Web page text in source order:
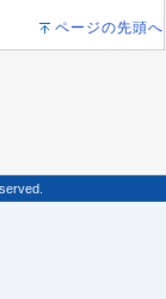
ページの先頭へ